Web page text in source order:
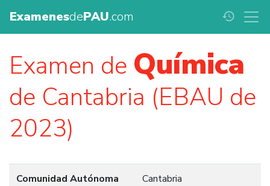
ExamenesdePAU.com history
Examen de Química
de Cantabria (EBAU de
2023)
Comunidad Autónoma Cantabria